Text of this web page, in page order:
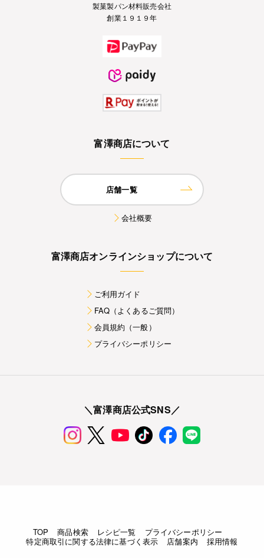
製菓製パン材料販売会社
創業１９１９年
富澤商店について
店舗一覧
会社概要
富澤商店オンラインショップについて
ご利用ガイド
FAQ（よくあるご質問）
会員規約（一般）
プライバシーポリシー
＼富澤商店公式SNS／
TOP 商品検索 レシピ一覧
プライバシーポリシー
特定商取引に関する法律に基づく表示
店舗案内 採用情報